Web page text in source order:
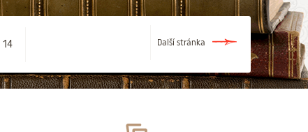
14 Další stránka